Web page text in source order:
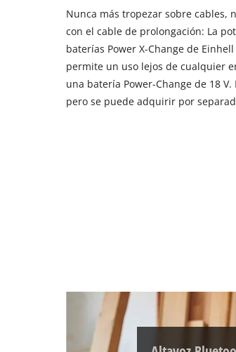
Nunca más tropezar sobre cables,
con el cable de prolongación: La
baterías Power X-Change de
permite un uso lejos de cualquier
una batería Power-Change de 18
pero se puede adquirir por